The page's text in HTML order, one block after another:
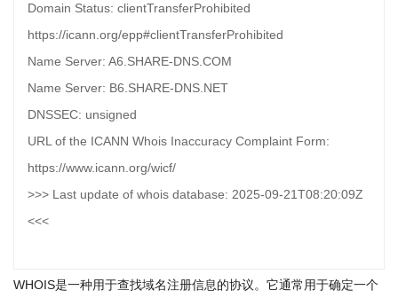
Domain Status: clientTransferProhibited
https://icann.org/epp#clientTransferProhibited
Name Server: A6.SHARE-DNS.COM
Name Server: B6.SHARE-DNS.NET
DNSSEC: unsigned
URL of the ICANN Whois Inaccuracy Complaint Form:
https://www.icann.org/wicf/
>>> Last update of whois database: 2025-09-21T08:20:09Z
<<<
WHOIS是一种用于查找域名注册信息的协议。它通常用于确定一个